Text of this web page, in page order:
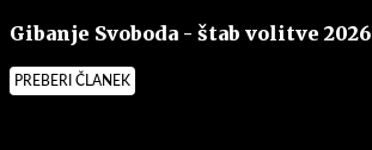
Gibanje Svoboda - štab volitve 2026
PREBERI ČLANEK